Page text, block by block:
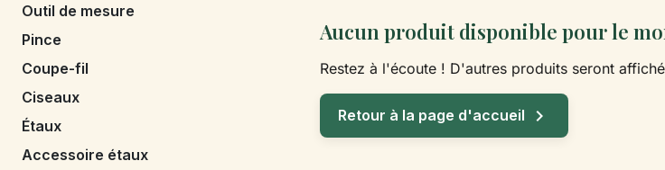
Outil de mesure
Pince
Coupe-fil
Ciseaux
Étaux
Accessoire étaux
Aucun produit disponible pour le
Restez à l'écoute ! D'autres produits seront
Retour à la page d'accueil 